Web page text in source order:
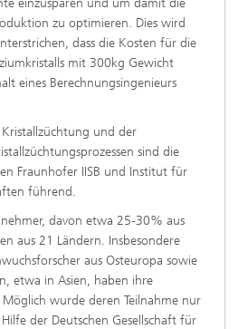
einzusparen und um damit die
zu optimieren. Dies wird
dass die Kosten für die
mit 300kg Gewicht
eines Berechnungsingenieurs
und der
sind die
Fraunhofer IISB und Institut für
führend.
davon etwa 25-30% aus
aus 21 Ländern. Insbesondere
aus Osteuropa sowie
etwa in Asien, haben ihre
Möglich wurde deren Teilnahme nur
der Deutschen Gesellschaft für